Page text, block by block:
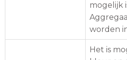
mogelijk
worden
Het is